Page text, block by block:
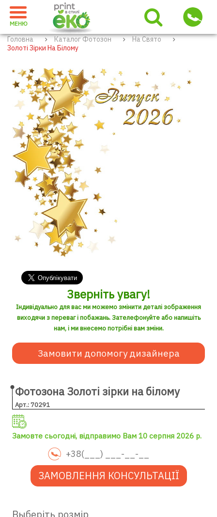
МЕНЮ
Головна Каталог Фотозон
На Свято
Золоті Зірки На Білому
Зверніть увагу!
Індивідуально для вас ми можемо змінити деталі зображення
виходячи з переваг і побажань. Зателефонуйте або напишіть
нам, і ми внесемо потрібні вам зміни.
Замовити допомогу дизайнера
Фотозона Золоті зірки на білому
Арт.: 70291
Замовте сьогодні, відправимо Вам 10 серпня 2026 р.
ЗАМОВЛЕННЯ КОНСУЛЬТАЦІЇ
Выберіть розмір